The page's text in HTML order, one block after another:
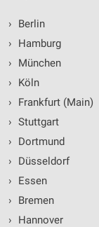
›
Berlin
›
Hamburg
›
München
›
Köln
›
Frankfurt (Main)
› Stuttgart
›
Dortmund
›
Düsseldorf
›
Essen
›
Bremen
›
Hannover